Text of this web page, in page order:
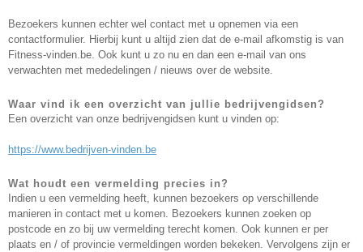
Bezoekers kunnen echter wel contact met u opnemen via een
contactformulier. Hierbij kunt u altijd zien dat de e-mail afkomstig is van
Fitness-vinden.be. Ook kunt u zo nu en dan een e-mail van ons
verwachten met mededelingen / nieuws over de website.
Waar vind ik een overzicht van jullie bedrijvengidsen?
Een overzicht van onze bedrijvengidsen kunt u vinden op:
https://www.bedrijven-vinden.be
Wat houdt een vermelding precies in?
Indien u een vermelding heeft, kunnen bezoekers op verschillende
manieren in contact met u komen. Bezoekers kunnen zoeken op
postcode en zo bij uw vermelding terecht komen. Ook kunnen er per
plaats en / of provincie vermeldingen worden bekeken. Vervolgens zijn er